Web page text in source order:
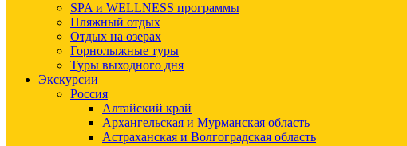
SPA и WELLNESS программы
Пляжный отдых
Отдых на озерах
Горнолыжные туры
Туры выходного дня
Экскурсии
Россия
Алтайский край
Архангельская и Мурманская область
Астраханская и Волгоградская область